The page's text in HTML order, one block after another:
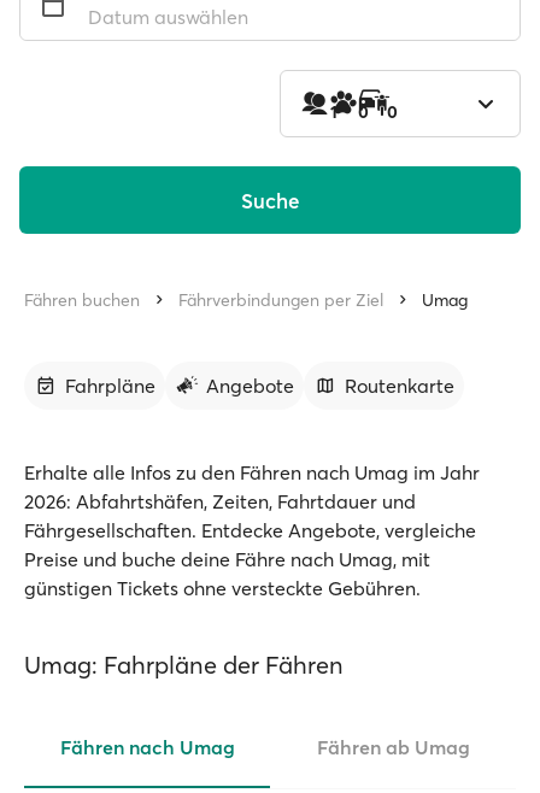
Datum auswählen
1 0 0
Suche
Fähren buchen Fährverbindungen per Ziel Umag
Fahrpläne Angebote Routenkarte
Erhalte alle Infos zu den Fähren nach Umag im Jahr
2026: Abfahrtshäfen, Zeiten, Fahrtdauer und
Fährgesellschaften. Entdecke Angebote, vergleiche
Preise und buche deine Fähre nach Umag, mit
günstigen Tickets ohne versteckte Gebühren.
Umag: Fahrpläne der Fähren
Fähren nach Umag Fähren ab Umag